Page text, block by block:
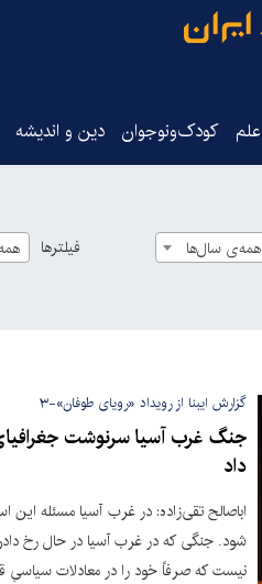
علم کودک‌ونوجوان دین و اندیشه
همه‌ی سال‌ها فیلترها
گزارش ایبنا از رویداد «رویای طوفان»-۳
جنگ غرب آسیا سرنوشت
داد
اباصالح تقی‌زاده: در غرب آسیا مسئله
شود. جنگی که در غرب آسیا در حال
نیست که صرفاً خود را در معادلات